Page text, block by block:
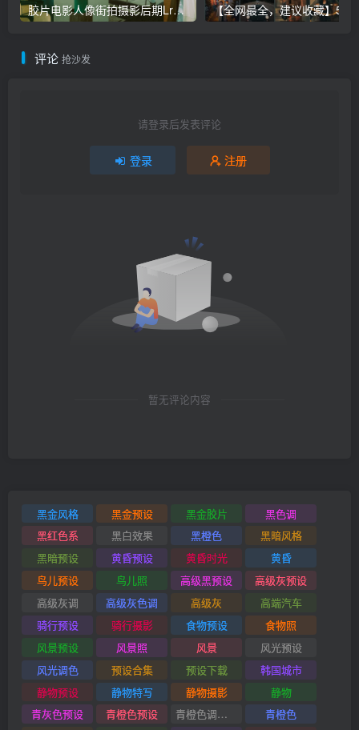
胶片电影人像街拍摄影后期Lr调色教程，手机滤镜PS+Lightroom预设下载！
评论 抢沙发
请登录后发表评论
登录 注册
暂无评论内容
黑金风格 黑金预设 黑金胶片
黑色调
黑红色系
黑白效果 黑橙色
黑暗风格
黑暗预设
黄昏预设 黄昏时光
黄昏
鸟儿预设
鸟儿照 高级黑预设
高级灰预设
高级灰调
高级灰色调 高级灰
高端汽车
骑行预设
骑行摄影 食物预设
食物照
风景预设
风景照 风景
风光预设
风光调色
预设合集 预设下载
韩国城市
静物预设
静物特写 静物摄影
静物
青灰色预设
青橙色预设 青橙色调预设
青橙色